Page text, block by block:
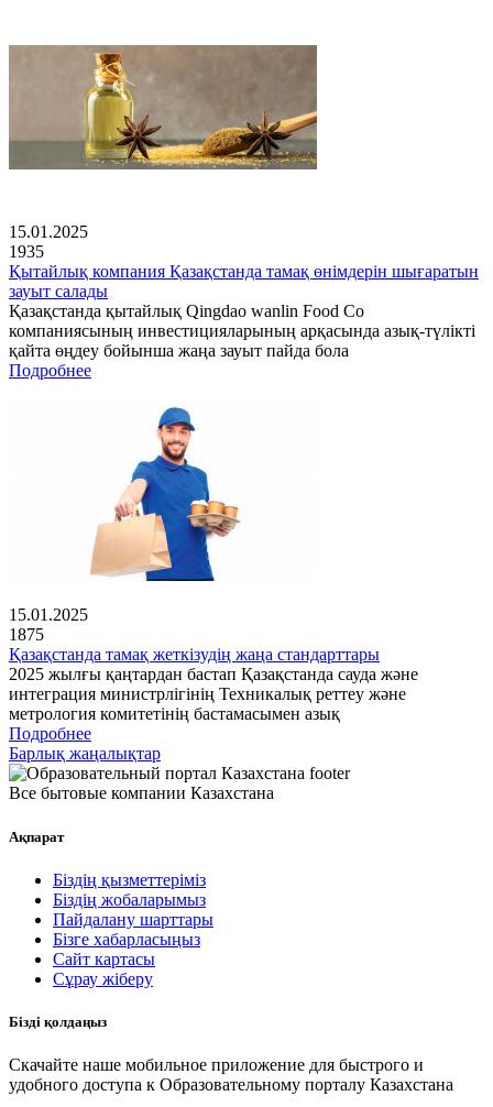
15.01.2025
1935
Қытайлық компания Қазақстанда тамақ өнімдерін шығаратын
зауыт салады
Қазақстанда қытайлық Qingdao wanlin Food Co
компаниясының инвестицияларының арқасында азық-түлікті
қайта өңдеу бойынша жаңа зауыт пайда бола
Подробнее
15.01.2025
1875
Қазақстанда тамақ жеткізудің жаңа стандарттары
2025 жылғы қаңтардан бастап Қазақстанда сауда және
интеграция министрлігінің Техникалық реттеу және
метрология комитетінің бастамасымен азық
Подробнее
Барлық жаңалықтар
Все бытовые компании Казахстана
Ақпарат
Біздің қызметтеріміз
Біздің жобаларымыз
Пайдалану шарттары
Бізге хабарласыңыз
Сайт картасы
Сұрау жіберу
Бізді қолдаңыз
Скачайте наше мобильное приложение для быстрого и
удобного доступа к Образовательному порталу Казахстана